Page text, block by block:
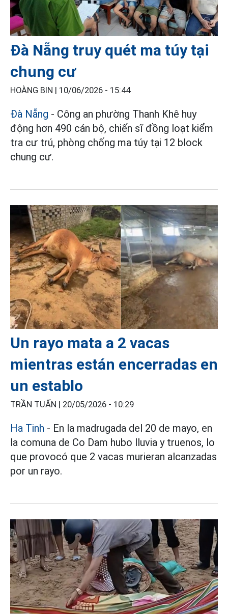
Đà Nẵng truy quét ma túy tại
chung cư
HOÀNG BIN | 10/06/2026 - 15:44
Đà Nẵng - Công an phường Thanh Khê huy
động hơn 490 cán bộ, chiến sĩ đồng loạt kiểm
tra cư trú, phòng chống ma túy tại 12 block
chung cư.
Un rayo mata a 2 vacas
mientras están encerradas en
un establo
TRẦN TUẤN | 20/05/2026 - 10:29
Ha Tinh - En la madrugada del 20 de mayo, en
la comuna de Co Dam hubo lluvia y truenos, lo
que provocó que 2 vacas murieran alcanzadas
por un rayo.